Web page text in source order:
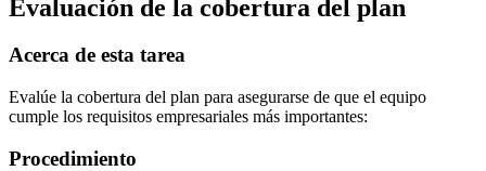
Evaluación de la cobertura del plan
Acerca de esta tarea
Evalúe la cobertura del plan para asegurarse de que el equipo
cumple los requisitos empresariales más importantes:
Procedimiento